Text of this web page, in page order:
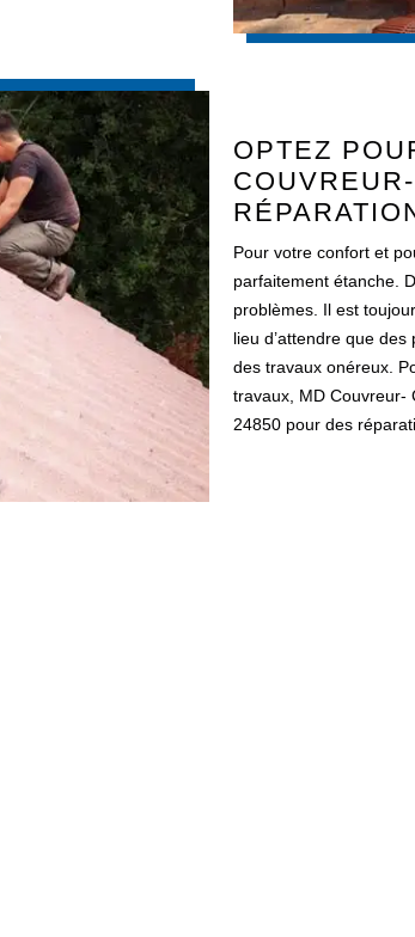
OPTEZ
Pour votre confort et
parfaitement étanche.
problèmes. Il est
lieu d’attendre que
des travaux onéreux.
travaux, MD Couvreur-
24850 pour des